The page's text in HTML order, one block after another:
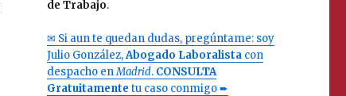
de Trabajo.
✉ Si aun te quedan dudas, pregúntame: soy
Julio González,Abogado Laboralistacon
despacho enMadrid. CONSULTA
Gratuitamente tu caso conmigo ➨